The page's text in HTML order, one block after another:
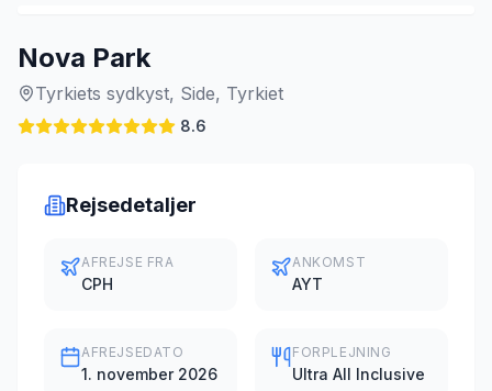
Nova Park
Tyrkiets sydkyst, Side, Tyrkiet
8.6
Rejsedetaljer
AFREJSE FRA
CPH
ANKOMST
AYT
AFREJSEDATO
1. november 2026
FORPLEJNING
Ultra All Inclusive